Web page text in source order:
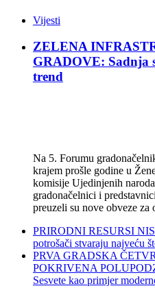
Vijesti
ZELENA
GRADOVE: Sadnja
trend
Na 5. Forumu
krajem prošle godine u
komisije Ujedinjenih
gradonačelnici i
preuzeli su nove obveze za
PRIRODNI RESURSI
potrošači stvaraju najveću
PRVA GRADSKA
POKRIVENA
Sesvete kao primjer